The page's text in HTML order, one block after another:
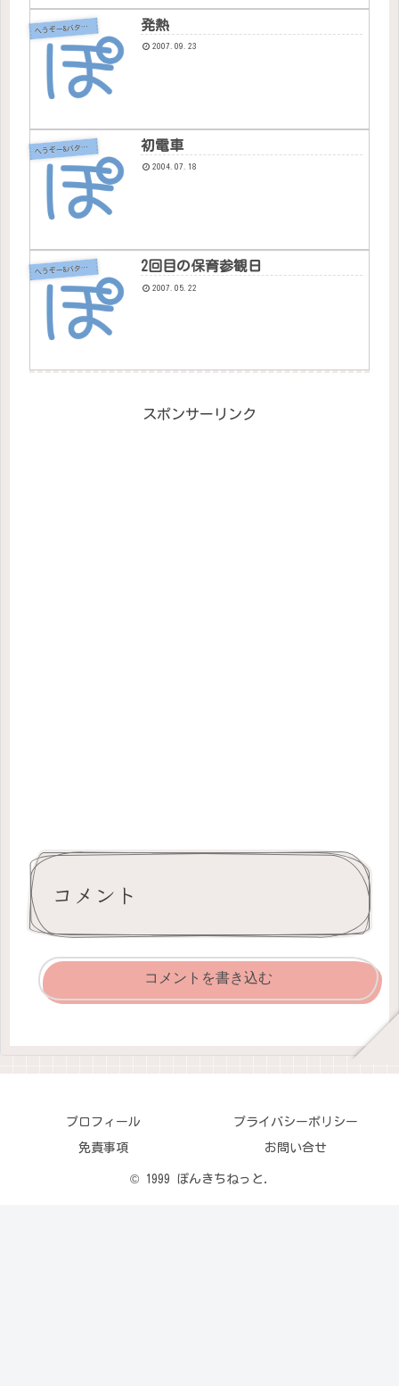
へ
うぞー&バタちゃん 発熱
2007.09.23
へ
うぞー&バタちゃん 初電車
2004.07.18
へ
うぞー&バタちゃん 2回目の保育参観日
2007.05.22
スポンサーリンク
コメント
コメントを書き込む
プロフィール プライバシーポリシー
免責事項 お問い合せ
© 1999 ぽんきちねっと.